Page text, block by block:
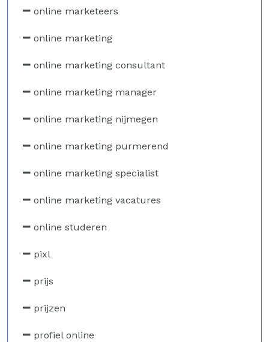
online marketeers
online marketing
online marketing consultant
online marketing manager
online marketing nijmegen
online marketing purmerend
online marketing specialist
online marketing vacatures
online studeren
pixl
prijs
prijzen
profiel online